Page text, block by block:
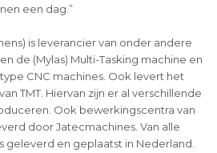
een dag.”
is leverancier van onder andere
de (Mylas) Multi-Tasking machine en
CNC machines. Ook levert het
TMT. Hiervan zijn er al verschillende
Ook bewerkingscentra van
door Jatecmachines. Van alle
geleverd en geplaatst in Nederland.